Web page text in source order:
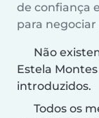
de confiança
para
Não
Estela
introduzidos.
Todos os